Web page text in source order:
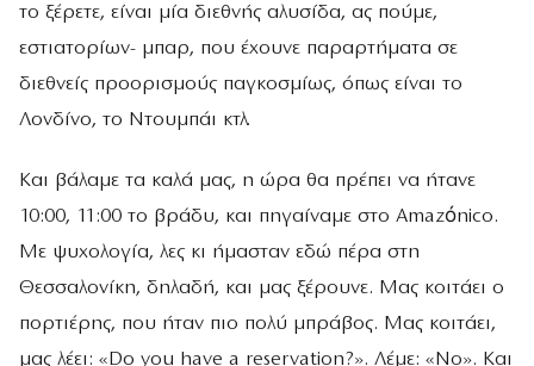
το ξέρετε, είναι μία διεθνής αλυσίδα, ας πούμε,
εστιατορίων- μπαρ, που έχουνε παραρτήματα σε
διεθνείς προορισμούς παγκοσμίως, όπως είναι το
Λονδίνο, το Ντουμπάι κτλ.
Και βάλαμε τα καλά μας, η ώρα θα πρέπει να ήτανε
10:00, 11:00 το βράδυ, και πηγαίναμε στο Amazónico.
Με ψυχολογία, λες κι ήμασταν εδώ πέρα στη
Θεσσαλονίκη, δηλαδή, και μας ξέρουνε. Μας κοιτάει ο
πορτιέρης, που ήταν πιο πολύ μπράβος. Μας κοιτάει,
μας λέει: «Do you have a reservation?». Λέμε: «No». Και